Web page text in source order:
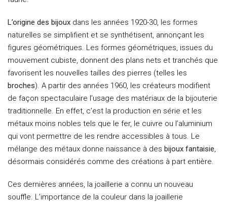
L’origine des bijoux dans les années 1920-30, les formes
naturelles se simplifient et se synthétisent, annonçant les
figures géométriques. Les formes géométriques, issues du
mouvement cubiste, donnent des plans nets et tranchés que
favorisent les nouvelles tailles des pierres (telles les
broches). A partir des années 1960, les créateurs modifient
de façon spectaculaire l’usage des matériaux de la bijouterie
traditionnelle. En effet, c’est la production en série et les
métaux moins nobles tels que le fer, le cuivre ou l’aluminium
qui vont permettre de les rendre accessibles à tous. Le
mélange des métaux donne naissance à des bijoux fantaisie,
désormais considérés comme des créations à part entière.
Ces dernières années, la joaillerie a connu un nouveau
souffle. L’importance de la couleur dans la joaillerie